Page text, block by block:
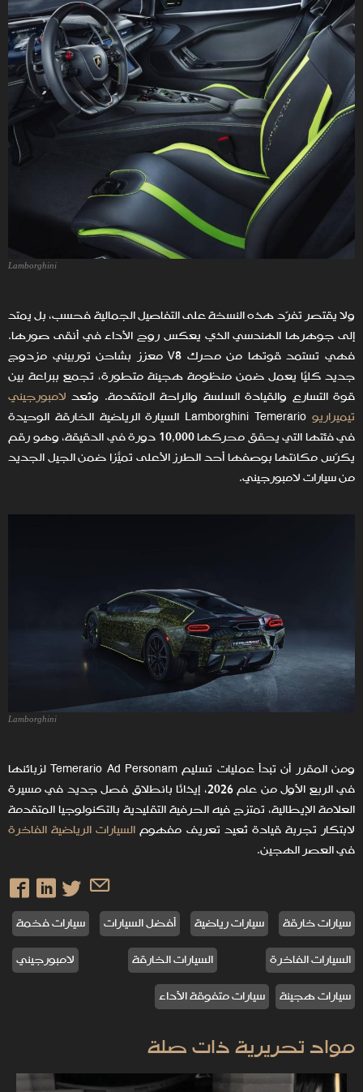
Lamborghini
ولا يقتصر تفرّد هذه النسخة على التفاصيل الجمالية فحسب، بل يمتد
إلى جوهرها الهندسي الذي يعكس روح الأداء في أنقى صورها.
فهي تستمد قوتها من محرك V8 معزز بشاحن توربيني مزدوج
جديد كليًا يعمل ضمن منظومة هجينة متطورة، تجمع ببراعة بين
قوة التسارع والقيادة السلسة والراحة المتقدمة. وتُعد لامبورجيني
تيميراريو
Lamborghini Temerario السيارة الرياضية الخارقة الوحيدة
في فئتها التي يحقق محركها 10,000 دورة في الدقيقة، وهو رقم
يكرّس مكانتها بوصفها أحد الطرز الأعلى تميّزًا ضمن الجيل الجديد
من سيارات لامبورجيني.
Lamborghini
ومن المقرر أن تبدأ عمليات تسليم Temerario Ad Personam لزبائنها
في الربع الأول من عام 2026، إيذانًا بانطلاق فصل جديد في مسيرة
العلامة الإيطالية، تمتزج فيه الحرفية التقليدية بالتكنولوجيا المتقدمة
لابتكار تجربة قيادة تُعيد تعريف مفهوم السيارات الرياضية الفاخرة
في العصر الهجين.
سيارات خارقة سيارات رياضية أفضل السيارات
سيارات فخمة
السيارات الفاخرة
السيارات الخارقة
لامبورجيني
سيارات هجينة
سيارات متفوقة الأداء
مواد تحريرية ذات صلة